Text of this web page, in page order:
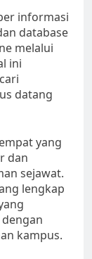
informasi
database
melalui
ini
datang
yang
dan
sejawat.
lengkap
kampus.